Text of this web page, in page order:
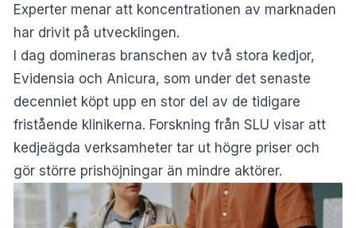
Experter menar att koncentrationen av marknaden
har drivit på utvecklingen.
I dag domineras branschen av två stora kedjor,
Evidensia och Anicura, som under det senaste
decenniet köpt upp en stor del av de tidigare
fristående klinikerna. Forskning från SLU visar att
kedjeägda verksamheter tar ut högre priser och
gör större prishöjningar än mindre aktörer.